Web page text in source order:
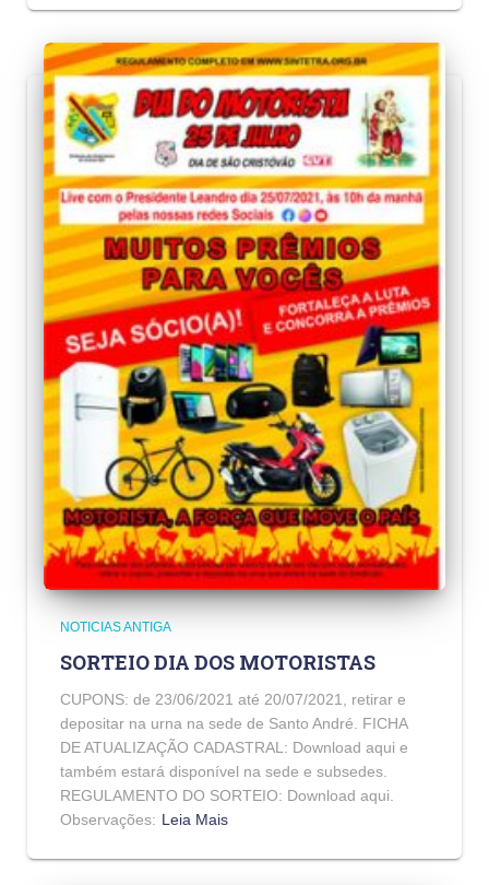
NOTICIAS ANTIGA
SORTEIO DIA DOS MOTORISTAS
CUPONS: de 23/06/2021 até 20/07/2021, retirar e
depositar na urna na sede de Santo André. FICHA
DE ATUALIZAÇÃO CADASTRAL: Download aqui e
também estará disponível na sede e subsedes.
REGULAMENTO DO SORTEIO: Download aqui.
Observações: Leia Mais